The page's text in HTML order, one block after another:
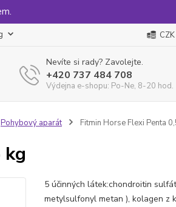
Nevíte si rady? Zavolejte.
+420 737 484 708
Výdejna e-shopu: Po-Ne, 8-20 hod.
Pohybový aparát Fitmin Horse Flexi Penta
5 účinných látek:chondroitin
metylsulfonyl metan ), kolagen z